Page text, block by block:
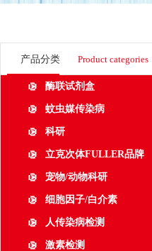
产品分类 Product categories
酶联试剂盒
蚊虫媒传染病
科研
立克次体FULLER品牌
宠物/动物科研
细胞因子/白介素
人传染病检测
激素检测